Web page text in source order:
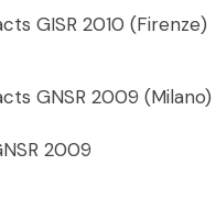
GISR 2010 (Firenze)
GNSR 2009 (Milano)
2009